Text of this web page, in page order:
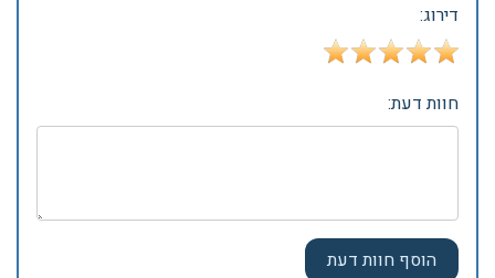
דירוג:
חוות דעת: